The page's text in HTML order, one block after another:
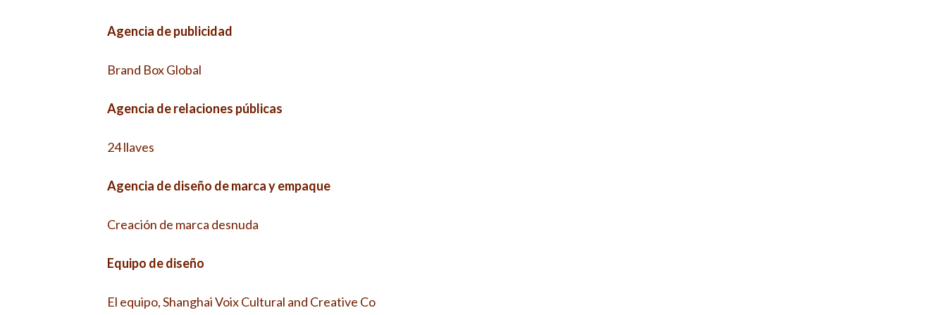
Agencia de publicidad
Brand Box Global
Agencia de relaciones públicas
24 llaves
Agencia de diseño de marca y empaque
Creación de marca desnuda
Equipo de diseño
El equipo, Shanghai Voix Cultural and Creative Co